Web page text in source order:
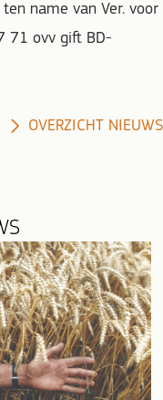
name van Ver. voor
71 ovv gift BD-
OVERZICHT NIEUWS